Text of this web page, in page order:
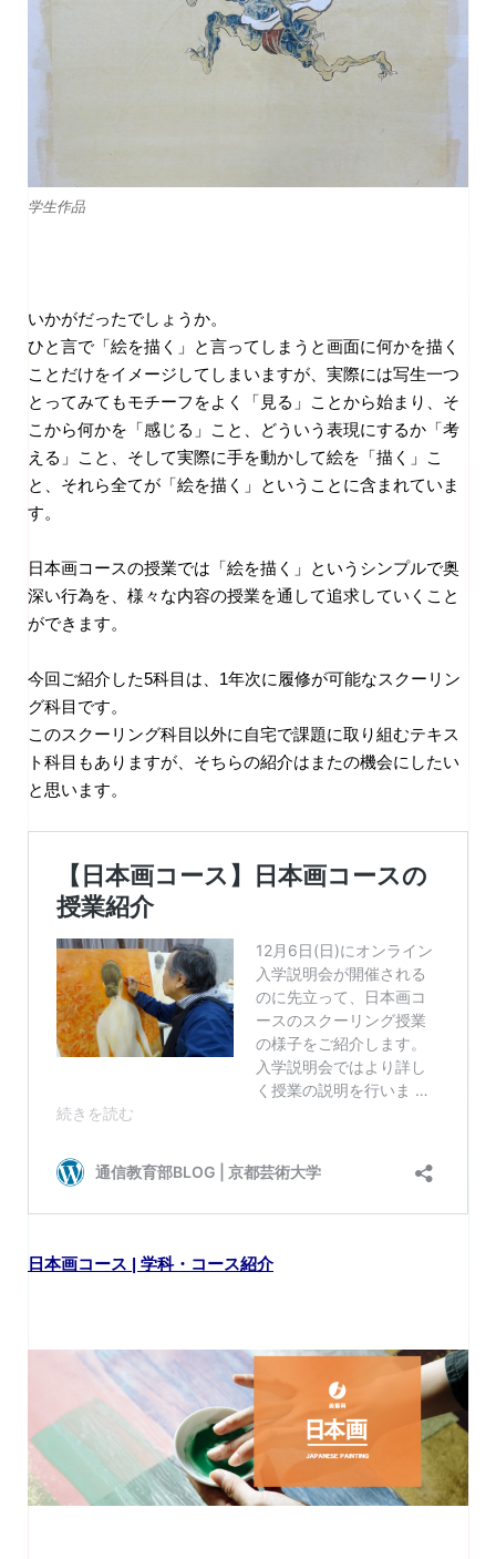
学生作品
いかがだったでしょうか。
ひと言で「絵を描く」と言ってしまうと画面に何かを描く
ことだけをイメージしてしまいますが、実際には写生一つ
とってみてもモチーフをよく「見る」ことから始まり、そ
こから何かを「感じる」こと、どういう表現にするか「考
える」こと、そして実際に手を動かして絵を「描く」こ
と、それら全てが「絵を描く」ということに含まれていま
す。
日本画コースの授業では「絵を描く」というシンプルで奥
深い行為を、様々な内容の授業を通して追求していくこと
ができます。
今回ご紹介した5科目は、1年次に履修が可能なスクーリン
グ科目です。
このスクーリング科目以外に自宅で課題に取り組むテキス
ト科目もありますが、そちらの紹介はまたの機会にしたい
と思います。
日本画コース | 学科・コース紹介